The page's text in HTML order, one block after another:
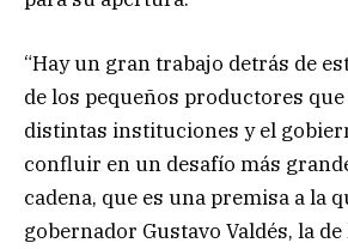
“Hay un gran trabajo detrás de
de los pequeños productores
distintas instituciones y el
confluir en un desafío más
cadena, que es una premisa a la
gobernador Gustavo Valdés, la